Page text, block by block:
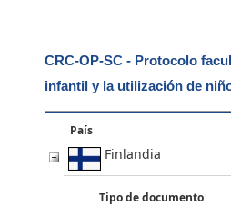
CRC-OP-SC - Protocolo
infantil y la utilización de
País
Finlandia
Tipo de documento